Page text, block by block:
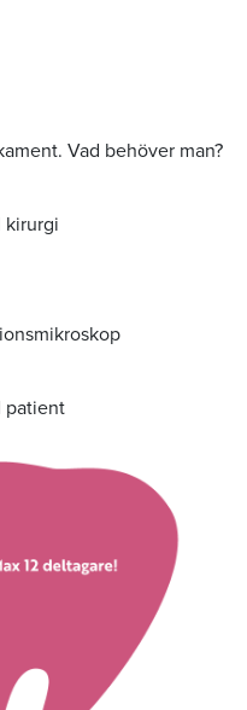
Vad behöver man?
kirurgi
patient